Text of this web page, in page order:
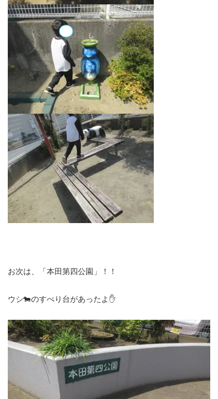
お次は、「本田第四公園」！！
ウシ🐄のすべり台があったよ✋